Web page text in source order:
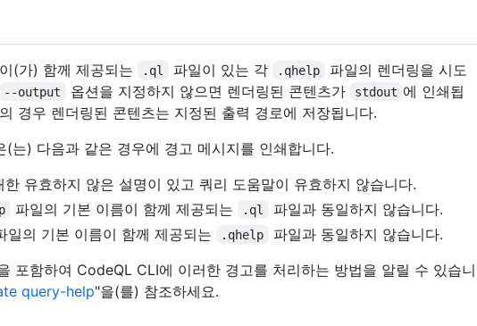
(가) 함께 제공되는 .ql 파일이 있는 각 .qhelp
파일의 렌더링을 시도
--output 옵션을 지정하지 않으면 렌더링된 콘텐츠가 stdout 에 인쇄됩
경우 렌더링된 콘텐츠는 지정된 출력 경로에 저장됩니다.
는) 다음과 같은 경우에 경고 메시지를 인쇄합니다.
유효하지 않은 설명이 있고 쿼리 도움말이 유효하지 않습니다.
파일의 기본 이름이 함께 제공되는 .ql
파일과 동일하지 않습니다.
일의 기본 이름이 함께 제공되는 .qhelp
파일과 동일하지 않습니다.
포함하여 CodeQL CLI에 이러한 경고를 처리하는 방법을 알릴 수 있습니
query-help"을(를) 참조하세요.